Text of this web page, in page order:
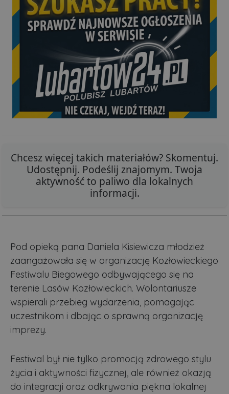
Chcesz więcej takich materiałów? Skomentuj.
Udostępnij. Podeślij znajomym. Twoja
aktywność to paliwo dla lokalnych
informacji.
Pod opieką pana Daniela Kisiewicza młodzież
zaangażowała się w organizację Kozłowieckiego
Festiwalu Biegowego odbywającego się na
terenie Lasów Kozłowieckich. Wolontariusze
wspierali przebieg wydarzenia, pomagając
uczestnikom i dbając o sprawną organizację
imprezy.
Festiwal był nie tylko promocją zdrowego stylu
życia i aktywności fizycznej, ale również okazją
do integracji oraz odkrywania piękna lokalnej